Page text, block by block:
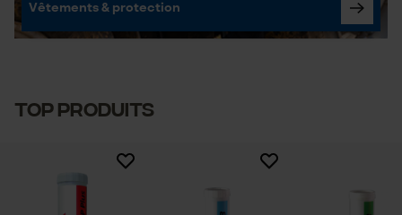
Vêtements & protection
TOP PRODUITS